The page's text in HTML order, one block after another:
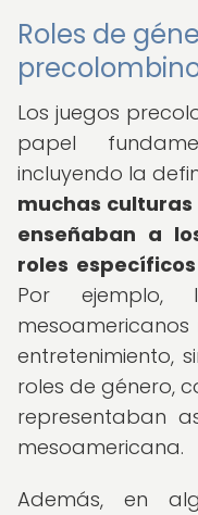
Roles de
Los juegos
papel
incluyendo la
muchas
enseñaban a
roles
Por ejemplo,
entretenimiento,
roles de género,
representaban
mesoamericana.
Además, en